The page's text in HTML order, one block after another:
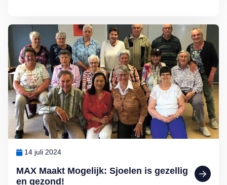
MAX Maakt Mogelijk: Sjoelen is gezellig
en gezond!
14 juli 2024
Lees meer over MAX Maakt Mogelijk: Sjoelen is gezellig en